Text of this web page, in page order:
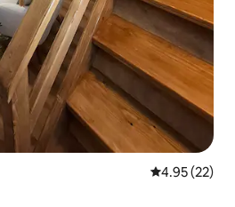
平均评分
4.95 (22)